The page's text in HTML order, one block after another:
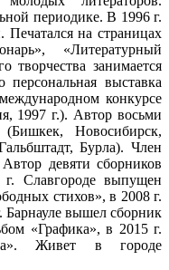
периодике. В 1996 г.
на страницах
«Литературный
творчества занимается
выставка
конкурсе
1997 г.). Автор восьми
Новосибирск,
Бурла). Член
девяти сборников
Славгороде выпущен
стихов», в 2008 г.
вышел сборник
«Графика», в 2015 г.
Живет в городе